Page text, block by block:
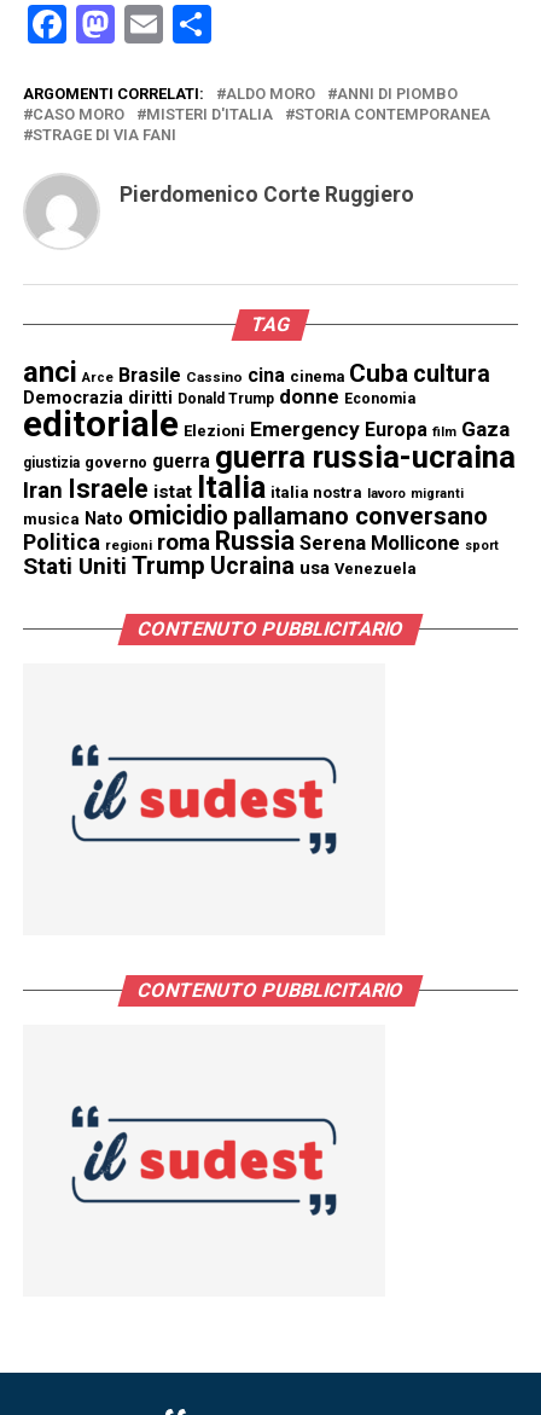
Facebook
Mastodon
EmailCondividi
ARGOMENTI CORRELATI: ALDO MORO
ANNI DI PIOMBO
CASO MORO
MISTERI D'ITALIA
STORIA CONTEMPORANEA
STRAGE DI VIA FANI
Pierdomenico Corte Ruggiero
TAG
anci Arce Brasile Cassino cina cinema Cuba cultura
Democrazia diritti Donald Trump donne Economia
editoriale Elezioni Emergency Europa film Gaza
giustizia governo guerra guerra russia-ucraina
Iran Israele istat Italia italia nostra lavoro migranti
musica Nato omicidio pallamano conversano
Politica regioni roma Russia Serena Mollicone sport
Stati Uniti Trump Ucraina usa Venezuela
CONTENUTO PUBBLICITARIO
CONTENUTO PUBBLICITARIO